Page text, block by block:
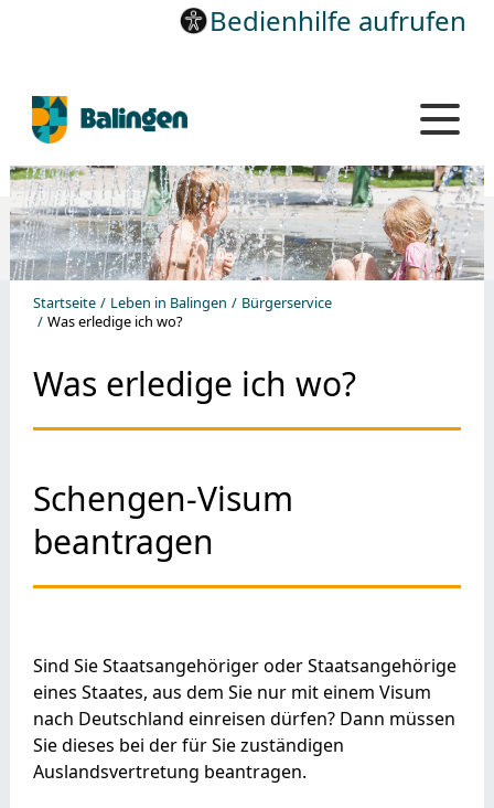
Bedienhilfe aufrufen
Startseite Leben in Balingen
Bürgerservice
Was erledige ich wo?
Was erledige ich wo?
Schengen-Visum
beantragen
Sind Sie Staatsangehöriger oder Staatsangehörige
eines Staates, aus dem Sie nur mit einem Visum
nach Deutschland einreisen dürfen? Dann müssen
Sie dieses bei der für Sie zuständigen
Auslandsvertretung beantragen.